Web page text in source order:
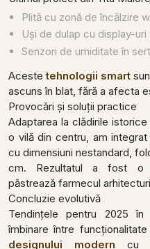
Plită cu zonă de încălzire
Uși de dulap cu display-uri
Senzori de umiditate în
Acestetehnologii smart
ascuns în blat, fără a afecta
Provocări și soluții practice
Adaptarea la clădirile
o vilă din centru, am
cu dimensiuni nestandard,
cm. Rezultatul a fost o
păstrează farmecul
Concluzie evolutivă
Tendințele pentru 2025 în
îmbinare între
designului modern cu